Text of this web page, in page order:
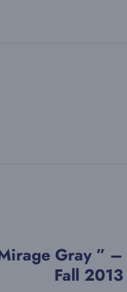
Gray ” –
Fall 2013